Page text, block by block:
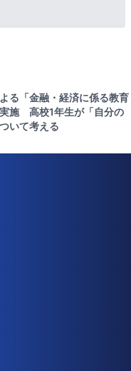
る「金融・経済に係る教育
施 高校1年生が「自分の
いて考える